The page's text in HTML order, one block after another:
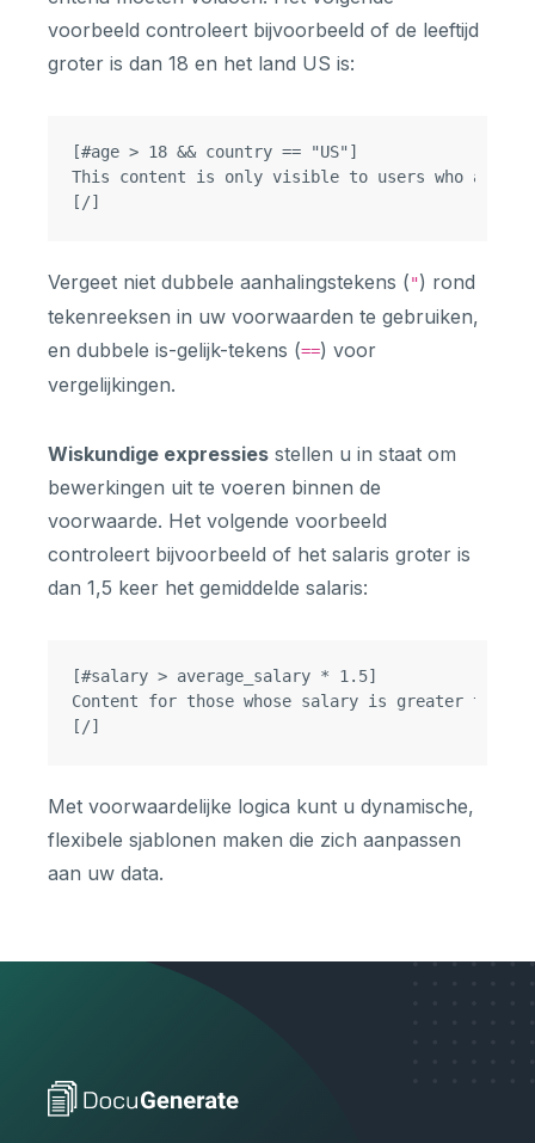
voorbeeld controleert bijvoorbeeld of de leeftijd
groter is dan 18 en het land US is:
[#age > 18 && country == "US"]
This content is only visible to users who are
Vergeet niet dubbele aanhalingstekens (") rond
tekenreeksen in uw voorwaarden te gebruiken,
en dubbele is-gelijk-tekens (==) voor
vergelijkingen.
Wiskundige expressies stellen u in staat om
bewerkingen uit te voeren binnen de
voorwaarde. Het volgende voorbeeld
controleert bijvoorbeeld of het salaris groter is
dan 1,5 keer het gemiddelde salaris:
[#salary > average_salary * 1.5]
Content for those whose salary is greater than
Met voorwaardelijke logica kunt u dynamische,
flexibele sjablonen maken die zich aanpassen
aan uw data.